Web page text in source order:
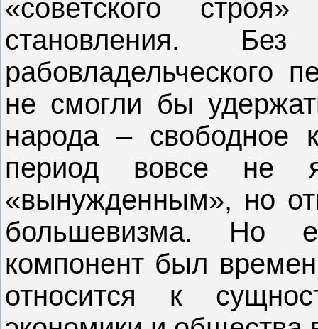
«советского
становления. Без
рабовладельческого
не смогли бы
народа – свободное
период вовсе не
«вынужденным», но
большевизма. Но
компонент был
относится к